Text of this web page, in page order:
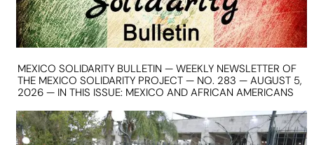
MEXICO SOLIDARITY BULLETIN — WEEKLY NEWSLETTER OF
THE MEXICO SOLIDARITY PROJECT — NO. 283 — AUGUST 5,
2026 — IN THIS ISSUE: MEXICO AND AFRICAN AMERICANS